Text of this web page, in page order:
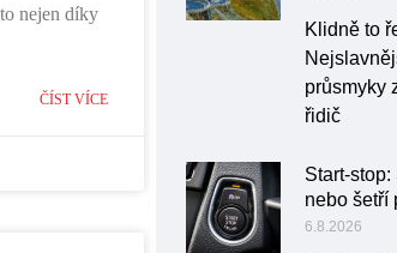
nejen díky
ČÍST VÍCE
Klidně to
průsmyky
řidič
Start-stop:
nebo šetří
6.8.2026